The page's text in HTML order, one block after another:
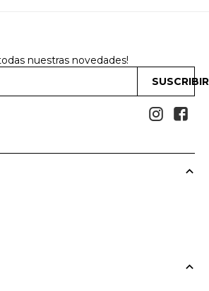
nuestras novedades!
 